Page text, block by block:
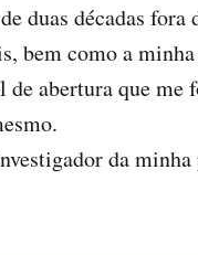
duas décadas
bem como a
abertura que
da